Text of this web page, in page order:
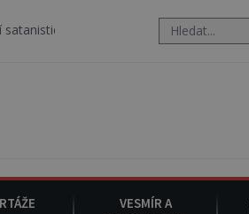
vedeného Charlesem
VESMÍR A